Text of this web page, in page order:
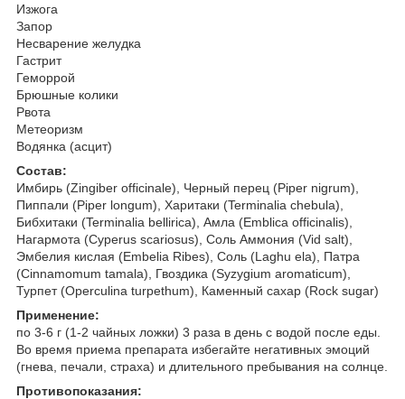
Изжога
Запор
Несварение желудка
Гастрит
Геморрой
Брюшные колики
Рвота
Метеоризм
Водянка (асцит)
Состав:
Имбирь (Zingiber officinale), Черный перец (Piper nigrum),
Пиппали (Piper longum), Харитаки (Terminalia chebula),
Бибхитаки (Terminalia bellirica), Амла (Emblica officinalis),
Нагармота (Cyperus scariosus), Соль Аммония (Vid salt),
Эмбелия кислая (Embelia Ribes), Соль (Laghu ela), Патра
(Cinnamomum tamala), Гвоздика (Syzygium aromaticum),
Турпет (Operculina turpethum), Каменный сахар (Rock sugar)
Применение:
по 3-6 г (1-2 чайных ложки) 3 раза в день с водой после еды.
Во время приема препарата избегайте негативных эмоций
(гнева, печали, страха) и длительного пребывания на солнце.
Противопоказания: